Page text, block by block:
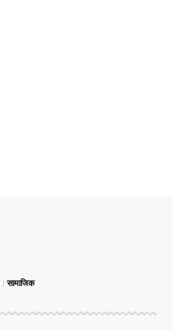
सामाजिक